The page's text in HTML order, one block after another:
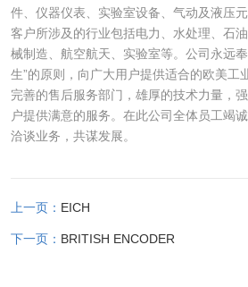
件、仪器仪表、实验室设备、气动及液压
客户所涉及的行业包括电力、水处理、石
械制造、航空航天、实验室等。公司永远
生”的原则，向广大用户提供适合的欧美工
完善的售后服务部门，雄厚的技术力量，
户提供满意的服务。在此公司全体员工竭
洽谈业务，共谋发展。
上一页： EICH
下一页： BRITISH ENCODER